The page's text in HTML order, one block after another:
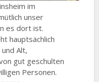
im
unser
es dort ist.
hauptsächlich
Alt,
gut geschulten
Personen.